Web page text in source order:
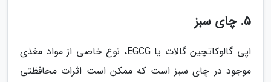
5. چای سبز
اپی گالوکاتچین گالات یا EGCG، نوع خاصی از مواد مغذی
موجود در چای سبز است که ممکن است اثرات محافظتی